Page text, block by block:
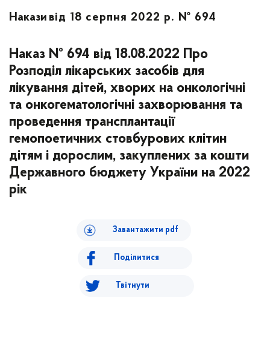
Накази від 18 серпня 2022 р. № 694
Наказ № 694 від 18.08.2022 Про
Розподіл лікарських засобів для
лікування дітей, хворих на онкологічні
та онкогематологічні захворювання та
проведення трансплантації
гемопоетичних стовбурових клітин
дітям і дорослим, закуплених за кошти
Державного бюджету України на 2022
рік
Завантажити pdf
Поділитися
Твітнути